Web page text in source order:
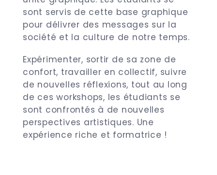
sont servis de cette base graphique
pour délivrer des messages sur la
société et la culture de notre temps.
Expérimenter, sortir de sa zone de
confort, travailler en collectif, suivre
de nouvelles réflexions, tout au long
de ces workshops, les étudiants se
sont confrontés à de nouvelles
perspectives artistiques. Une
expérience riche et formatrice !